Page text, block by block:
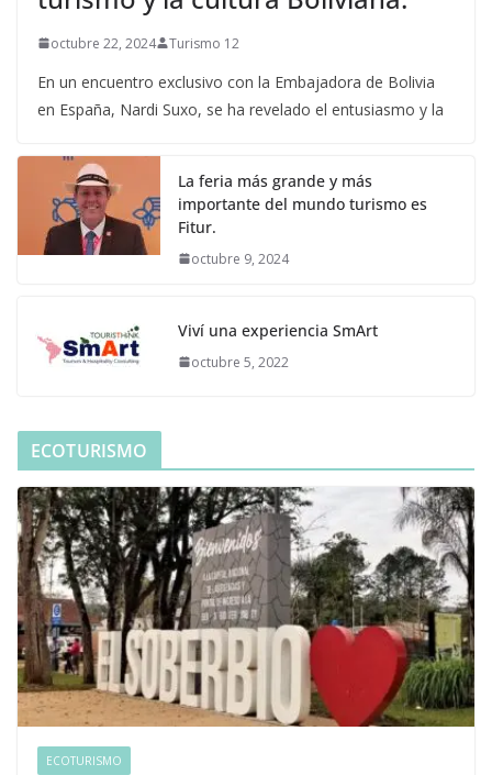
octubre 22, 2024 Turismo 12
En un encuentro exclusivo con la Embajadora de Bolivia
en España, Nardi Suxo, se ha revelado el entusiasmo y la
La feria más grande y más
importante del mundo turismo es
Fitur.
octubre 9, 2024
Viví una experiencia SmArt
octubre 5, 2022
ECOTURISMO
ECOTURISMO